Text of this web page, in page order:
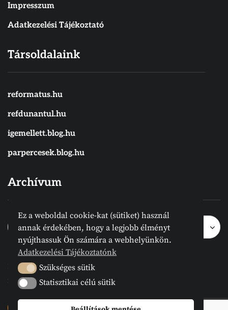
Impresszum
Adatkezelési Tájékoztató
Társoldalaink
reformatus.hu
refdunantul.hu
igemellett.blog.hu
parpercesek.blog.hu
Archívum
Archívum
Hónap kijelölése
Archívum
2024 © Megvanirva.hu - Minden jog
fenntartva.
Ez a weboldal cookie-kat (sütiket) használ
annak érdekében, hogy a legjobb élményt
nyújthassuk Ön számára a webhelyünkön.
Adatkezelési Tájékoztatónk
Szükséges sütik
Szükséges sütik
Statisztikai célú sütik
Statisztikai célú sütik